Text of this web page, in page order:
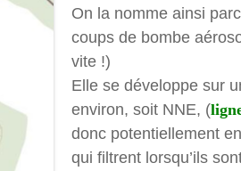
On la nomme ainsi
coups de bombe
vite !)
Elle se développe sur
environ, soit NNE, (
donc potentiellement
qui filtrent lorsqu’ils